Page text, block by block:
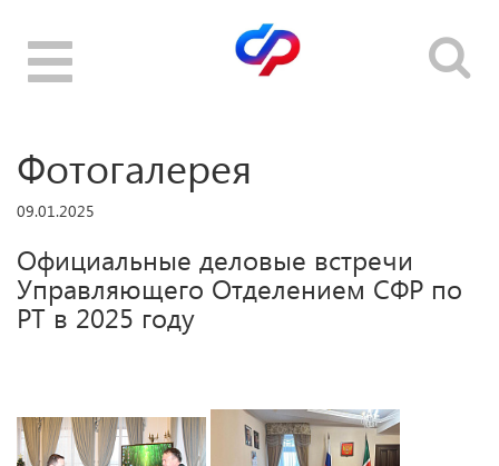
Toggle
navigation
Фотогалерея
09.01.2025
Официальные деловые встречи
Управляющего Отделением CФР по
РТ в 2025 году